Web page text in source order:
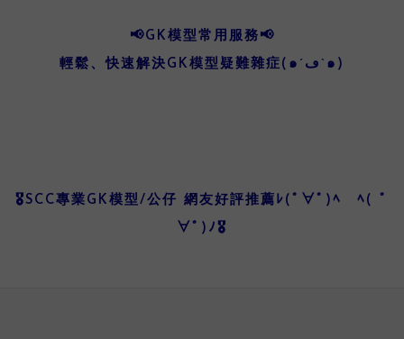
📢GK模型常用服務📢
輕鬆、快速解決GK模型疑難雜症(๑´ڡ`๑)
🎖️SCC專業GK模型/公仔 網友好評推薦ﾚ(ﾟ∀ﾟ)ﾍ ﾍ( ﾟ
∀ﾟ)ﾉ🎖️